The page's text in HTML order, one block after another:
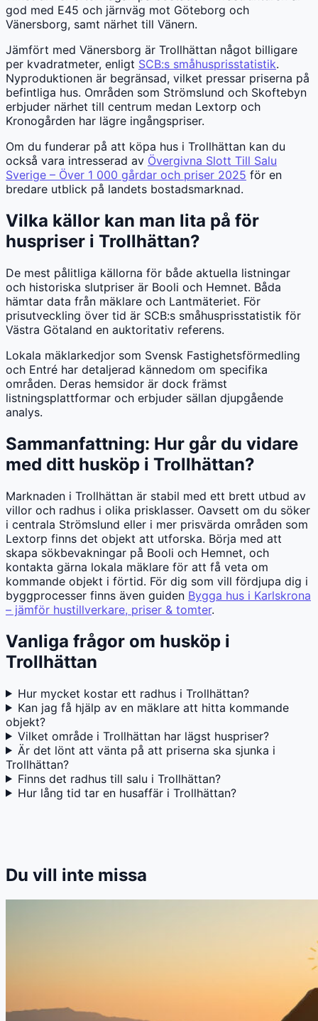
god med E45 och järnväg mot Göteborg och
Vänersborg, samt närhet till Vänern.
Jämfört med Vänersborg är Trollhättan något billigare
per kvadratmeter, enligt SCB:s småhusprisstatistik.
Nyproduktionen är begränsad, vilket pressar priserna på
befintliga hus. Områden som Strömslund och Skoftebyn
erbjuder närhet till centrum medan Lextorp och
Kronogården har lägre ingångspriser.
Om du funderar på att köpa hus i Trollhättan kan du
också vara intresserad av Övergivna Slott Till Salu
Sverige – Över 1 000 gårdar och priser 2025 för en
bredare utblick på landets bostadsmarknad.
Vilka källor kan man lita på för
huspriser i Trollhättan?
De mest pålitliga källorna för både aktuella listningar
och historiska slutpriser är Booli och Hemnet. Båda
hämtar data från mäklare och Lantmäteriet. För
prisutveckling över tid är SCB:s småhusprisstatistik för
Västra Götaland en auktoritativ referens.
Lokala mäklarkedjor som Svensk Fastighetsförmedling
och Entré har detaljerad kännedom om specifika
områden. Deras hemsidor är dock främst
listningsplattformar och erbjuder sällan djupgående
analys.
Sammanfattning: Hur går du vidare
med ditt husköp i Trollhättan?
Marknaden i Trollhättan är stabil med ett brett utbud av
villor och radhus i olika prisklasser. Oavsett om du söker
i centrala Strömslund eller i mer prisvärda områden som
Lextorp finns det objekt att utforska. Börja med att
skapa sökbevakningar på Booli och Hemnet, och
kontakta gärna lokala mäklare för att få veta om
kommande objekt i förtid. För dig som vill fördjupa dig i
byggprocesser finns även guiden Bygga hus i Karlskrona
– jämför hustillverkare, priser & tomter.
Vanliga frågor om husköp i
Trollhättan
Hur mycket kostar ett radhus i Trollhättan?
Kan jag få hjälp av en mäklare att hitta kommande
objekt?
Vilket område i Trollhättan har lägst huspriser?
Är det lönt att vänta på att priserna ska sjunka i
Trollhättan?
Finns det radhus till salu i Trollhättan?
Hur lång tid tar en husaffär i Trollhättan?
Du vill inte missa